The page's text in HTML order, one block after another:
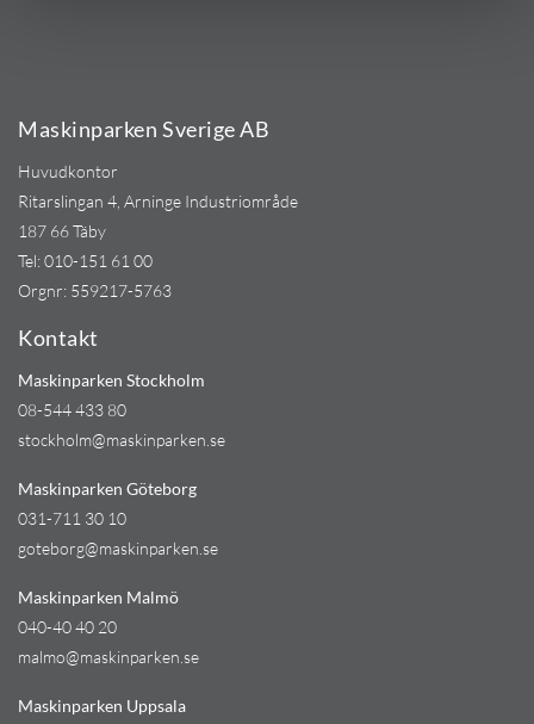
Maskinparken Sverige AB
Huvudkontor
Ritarslingan 4, Arninge Industriområde
187 66 Täby
Tel:010-151 61 00
Orgnr: 559217-5763
Kontakt
Maskinparken Stockholm
08-544 433 80
stockholm@maskinparken.se
Maskinparken Göteborg
031-711 30 10
goteborg@maskinparken.se
Maskinparken Malmö
040-40 40 20
malmo@maskinparken.se
Maskinparken Uppsala